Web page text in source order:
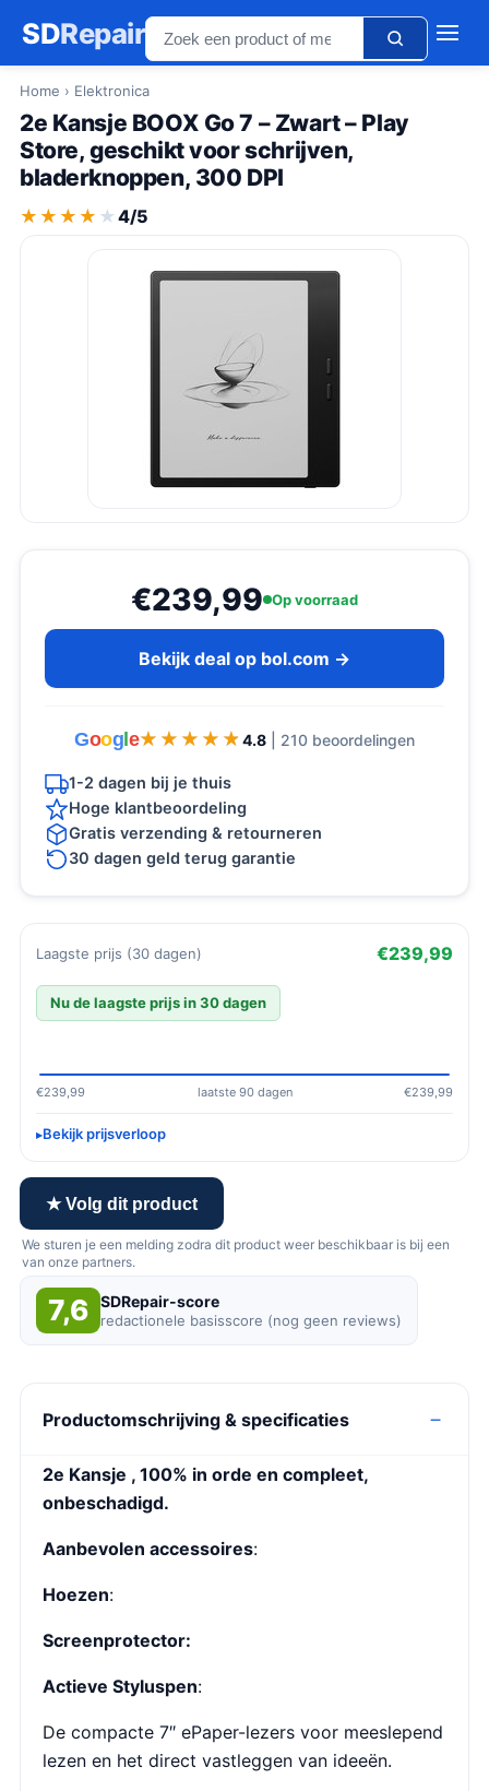
SDRepair
Home › Elektronica
2e Kansje BOOX Go 7 – Zwart – Play
Store, geschikt voor schrijven,
bladerknoppen, 300 DPI
★★★★★
★★★★★ 4/5
€239,99 Op voorraad
Bekijk deal op bol.com →
Goog e★★★★★
★★★★★ 4.8 | 210 beoordelingen
1-2 dagen bij je thuis
Hoge klantbeoordeling
Gratis verzending & retourneren
30 dagen geld terug garantie
Laagste prijs (30 dagen) €239,99
Nu de laagste prijs in 30 dagen
€239,99 laatste 90 dagen €239,99
Bekijk prijsverloop
★ Volg dit product
We sturen je een melding zodra dit product weer beschikbaar is bij een
van onze partners.
7,6 SDRepair-score
redactionele basisscore (nog geen reviews)
Productomschrijving & specificaties
2e Kansje , 100% in orde en compleet,
onbeschadigd.
Aanbevolen accessoires:
Hoezen:
Screenprotector:
Actieve Styluspen:
De compacte 7″ ePaper-lezers voor meeslepend
lezen en het direct vastleggen van ideeën.